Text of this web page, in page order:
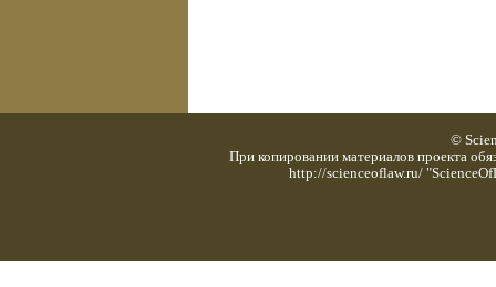
©
При копировании материалов проекта
http://scienceoflaw.ru/